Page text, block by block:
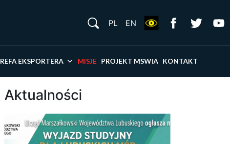
EKSPORTERA MISJE PROJEKT MSWIA KONTAKT
PL EN
Aktualności